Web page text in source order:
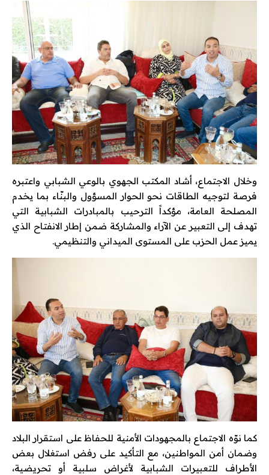
وخلال الاجتماع، أشاد المكتب الجهوي بالوعي الشبابي واعتبره
فرصة لتوجيه الطاقات نحو الحوار المسؤول والبنّاء بما يخدم
المصلحة العامة، مؤكداً الترحيب بالمبادرات الشبابية التي
تهدف إلى التعبير عن الآراء والمشاركة ضمن إطار الانفتاح الذي
يميز عمل الحزب على المستوى الميداني والتنظيمي.
كما نوّه الاجتماع بالمجهودات الأمنية للحفاظ على استقرار البلاد
وضمان أمن المواطنين، مع التأكيد على رفض استغلال بعض
الأطراف للتعبيرات الشبابية لأغراض سلبية أو تحريضية،